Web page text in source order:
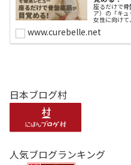
座るだけで骨
ア）の「キ
女性に向け
く解説。な
たに！
www.curebelle.net
日本ブログ村
人気ブログランキング